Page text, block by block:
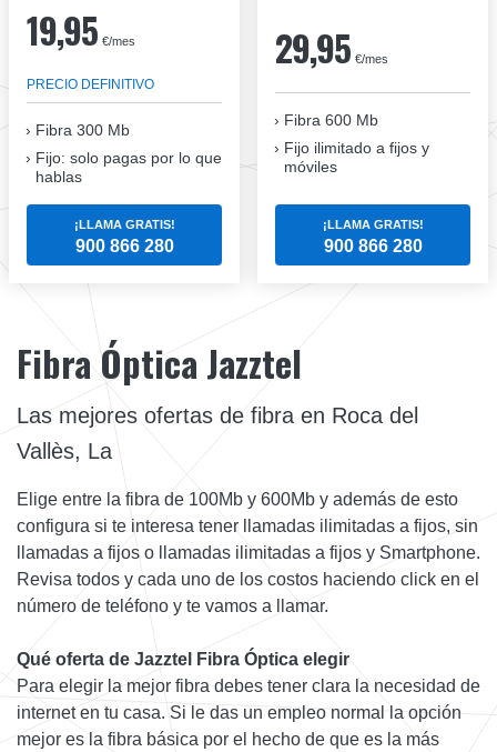
19,95 €/mes
PRECIO DEFINITIVO
Fibra 300 Mb
Fijo: solo pagas por lo que
hablas
¡LLAMA GRATIS!
900 866 280
29,95 €/mes
Fibra 600 Mb
Fijo ilimitado a fijos y
móviles
¡LLAMA GRATIS!
900 866 280
Fibra Óptica Jazztel
Las mejores ofertas de fibra en Roca del
Vallès, La
Elige entre la fibra de 100Mb y 600Mb y además de esto
configura si te interesa tener llamadas ilimitadas a fijos, sin
llamadas a fijos o llamadas ilimitadas a fijos y Smartphone.
Revisa todos y cada uno de los costos haciendo click en el
número de teléfono y te vamos a llamar.
Qué oferta de Jazztel Fibra Óptica elegir
Para elegir la mejor fibra debes tener clara la necesidad de
internet en tu casa. Si le das un empleo normal la opción
mejor es la fibra básica por el hecho de que es la más